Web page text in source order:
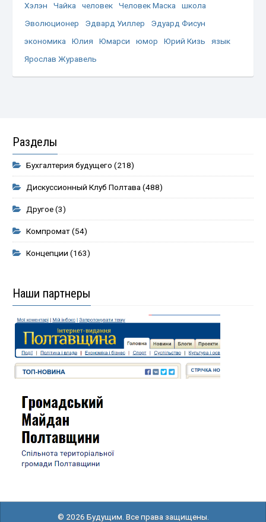
Хэлэн
Чайка человек Человек Маска
школа
Эволюционер
Эдвард Уиллер
Эдуард Фисун
экономика
Юлия Юмарси юмор Юрий Кизь
язык
Ярослав Журавель
Разделы
Бухгалтерия будущего (218)
Дискуссионный Клуб Полтава(488)
Другое(3)
Компромат(54)
Концепции (163)
Наши партнеры
© 2026 Будущим. Все права защищены.